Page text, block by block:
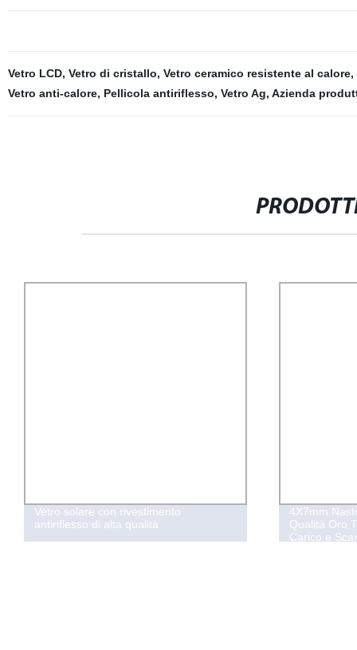
Vetro LCD, Vetro di cristallo, Vetro ceramico resistente al calore,
Vetro anti-calore, Pellicola antiriflesso, Vetro Ag, Azienda
Vetro solare con rivestimento
antiriflesso di alta qualità
4X7mm
Qualità Oro
Carico e